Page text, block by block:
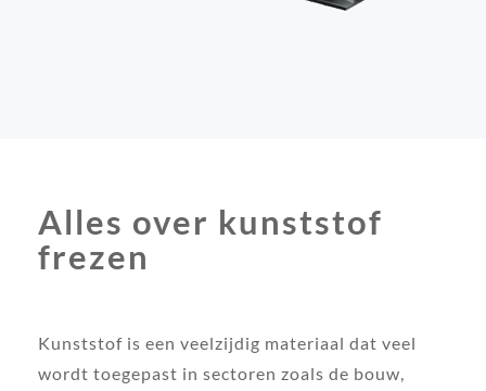
Alles over kunststof
frezen
Kunststof is een veelzijdig materiaal dat veel
wordt toegepast in sectoren zoals de bouw,